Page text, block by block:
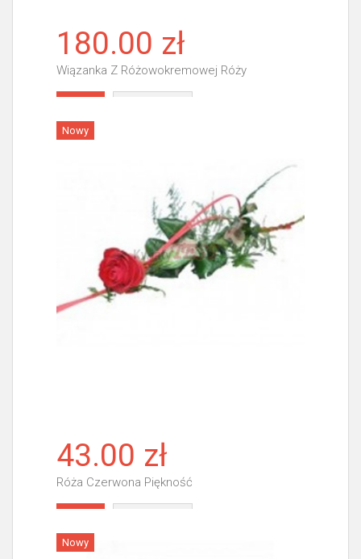
180.00 zł
Wiązanka Z Różowokremowej Róży
Nowy
43.00 zł
Róża Czerwona Piękność
Nowy